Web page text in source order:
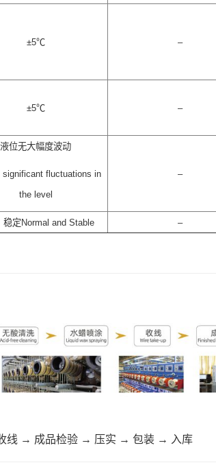
±5℃ –
±5℃ –
液位无大幅度波动
significant fluctuations in
the level
–
稳定Normal and Stable –
线 → 成品检验 → 压实 → 包装 → 入库